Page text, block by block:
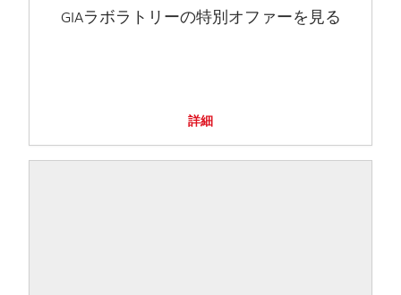
GIAラボラトリーの特別オファーを見る
詳細